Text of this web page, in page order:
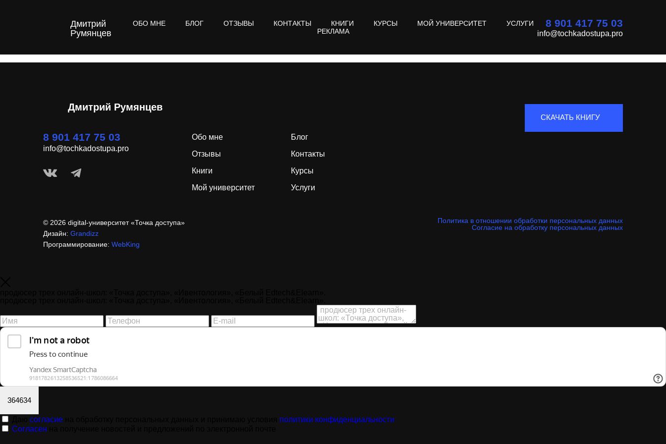
Дмитрий
Румянцев
ОБО МНЕ БЛОГ ОТЗЫВЫ КОНТАКТЫ КНИГИ КУРСЫ МОЙ УНИВЕРСИТЕТ
УСЛУГИ
РЕКЛАМА
8 901 417 75 03
info@tochkadostupa.pro
СКАЧАТЬ КНИГУ
Дмитрий Румянцев
8 901 417 75 03
info@tochkadostupa.pro
Обо мне
Блог
Отзывы
Контакты
Книги
Курсы
Мой университет
Услуги
© 2026 digital-университет «Точка доступа»
Дизайн: Grandizz
Программирование: WebKing
Политика в отношении обработки персональных данных
Согласие на обработку персональных данных
364634
согласие
политики конфиденциальности
Согласен